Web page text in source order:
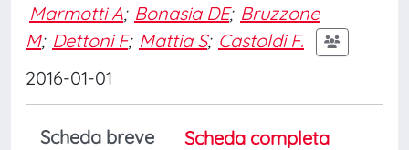
Marmotti A; Bonasia DE; Bruzzone
M; Dettoni F; Mattia S; Castoldi F.
2016-01-01
Scheda breve
Scheda completa